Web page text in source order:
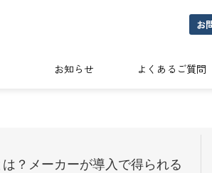
お
お知らせ よくあるご質問
？メーカーが導入で得られる